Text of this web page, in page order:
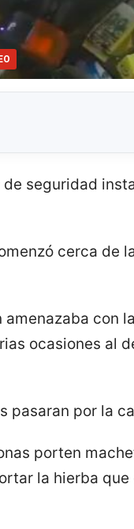
seguridad
cerca de
con
ocasiones al
pasaran por la
porten
la hierba